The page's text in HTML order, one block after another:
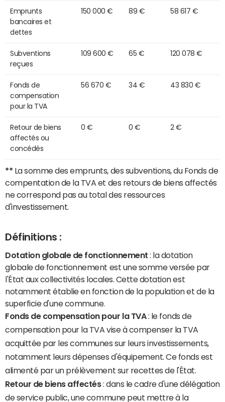
Emprunts
bancaires et
dettes
150 000 € 89 € 58 617 €
Subventions
reçues
109 600 € 65 € 120 078 €
Fonds de
compensation
pour la TVA
56 670 € 34 € 43 830 €
Retour de biens
affectés ou
concédés
0 € 0 € 2 €
** La somme des emprunts, des subventions, du Fonds de
compentation de la TVA et des retours de biens affectés
ne correspond pas au total des ressources
d'investissement.
Définitions :
Dotation globale de fonctionnement : la dotation
globale de fonctionnement est une somme versée par
l'État aux collectivités locales. Cette dotation est
notamment établie en fonction de la population et de la
superficie d'une commune.
Fonds de compensation pour la TVA: le fonds de
compensation pour la TVA vise à compenser la TVA
acquittée par les communes sur leurs investissements,
notamment leurs dépenses d'équipement. Ce fonds est
alimenté par un prélèvement sur recettes de l'État.
Retour de biens affectés: dans le cadre d'une délégation
de service public, une commune peut mettre à la